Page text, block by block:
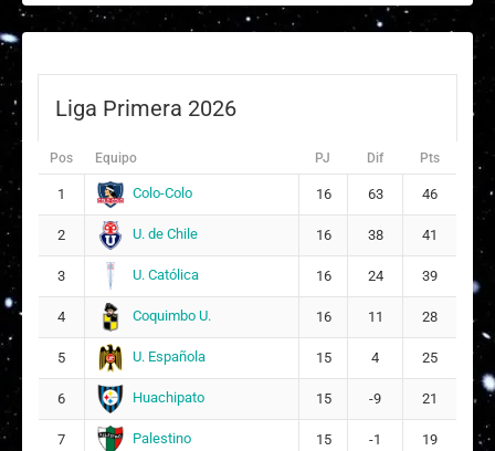
Liga Primera 2026
Pos Equipo PJ Dif Pts
1 Colo-Colo 16 63 46
2 U. de Chile 16 38 41
3 U. Católica 16 24 39
4 Coquimbo U. 16 11 28
5 U. Española 15 4 25
6 Huachipato 15 -9 21
7 Palestino 15 -1 19